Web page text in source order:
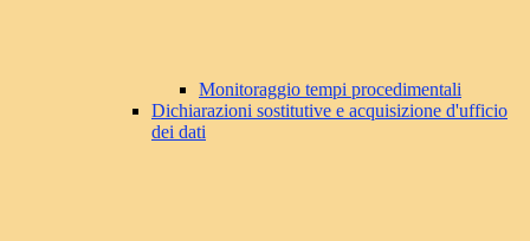
Monitoraggio tempi procedimentali
Dichiarazioni sostitutive e acquisizione d'ufficio
dei dati